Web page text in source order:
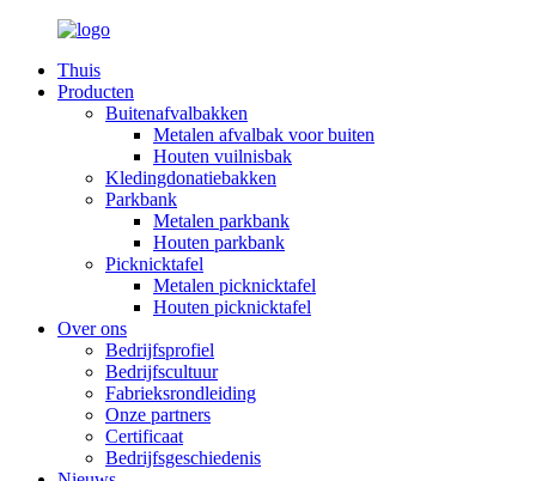
Thuis
Producten
Buitenafvalbakken
Metalen afvalbak voor buiten
Houten vuilnisbak
Kledingdonatiebakken
Parkbank
Metalen parkbank
Houten parkbank
Picknicktafel
Metalen picknicktafel
Houten picknicktafel
Over ons
Bedrijfsprofiel
Bedrijfscultuur
Fabrieksrondleiding
Onze partners
Certificaat
Bedrijfsgeschiedenis